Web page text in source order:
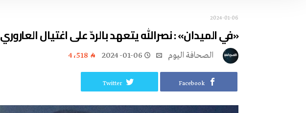
2024-01-06
«في الميدان» : نصرالله يتعهد بالردّ على اغتيال العاروري
2024-01-06 4٬518
Facebook
Twitter